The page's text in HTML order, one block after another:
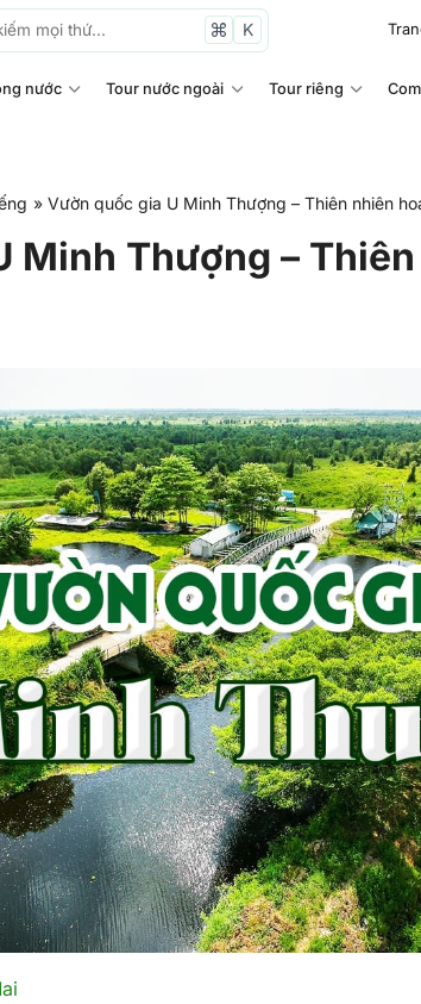
K
nước Tour nước ngoài Tour riêng
» Vườn quốc gia U Minh Thượng – Thiên nhiên
Minh Thượng –